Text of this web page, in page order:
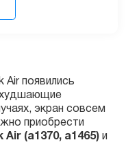
Air появились
экран совсем
приобрести
(a1370, a1465) и